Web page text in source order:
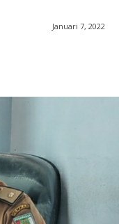
Januari 7, 2022